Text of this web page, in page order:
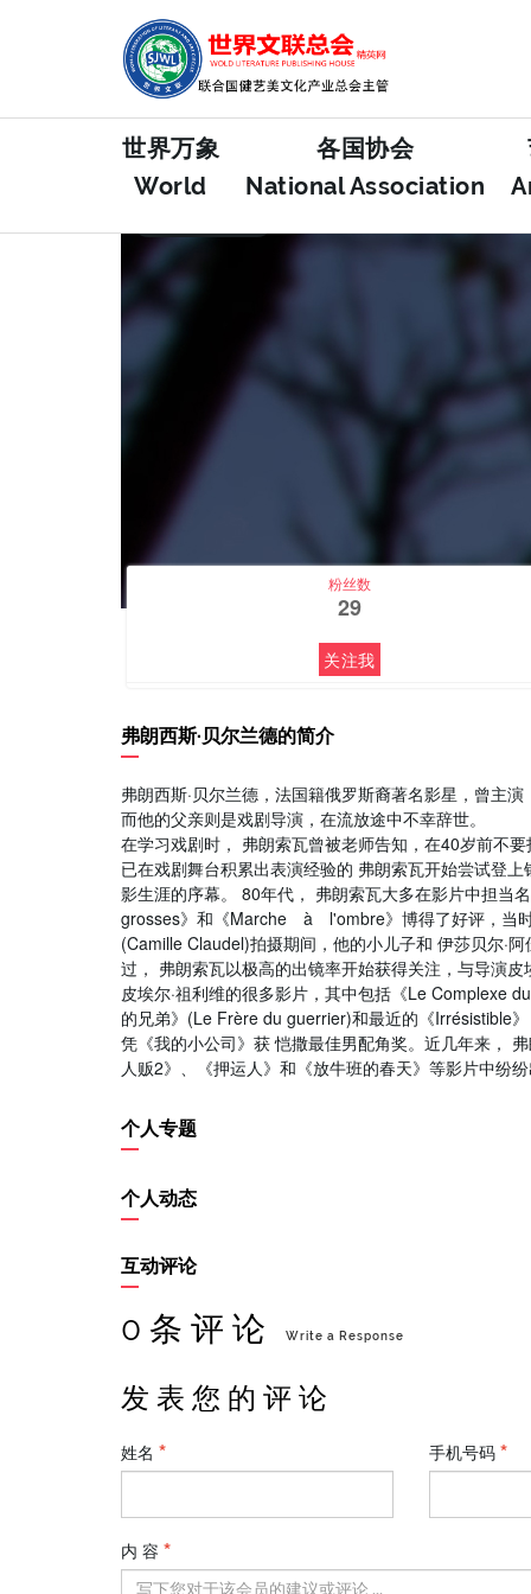
世界万象
World
各国协会
National Association
粉丝数
29
关注我
弗朗西斯·贝尔兰德的简介
弗朗西斯·贝尔兰德，法国籍俄罗斯裔著名影星，曾主
而他的父亲则是戏剧导演，在流放途中不幸辞世。
在学习戏剧时， 弗朗索瓦曾被老师告知，在40岁前不
已在戏剧舞台积累出表演经验的 弗朗索瓦开始尝试登
影生涯的序幕。 80年代， 弗朗索瓦大多在影片中担当
grosses》和《Marche à l'ombre》博得了好评，当
(Camille Claudel)拍摄期间，他的小儿子和 伊莎贝尔·
过， 弗朗索瓦以极高的出镜率开始获得关注，与导演
皮埃尔·祖利维的很多影片，其中包括《Le Complexe
的兄弟》(Le Frère du guerrier)和最近的《Irrésistible
凭《我的小公司》获 恺撒最佳男配角奖。近几年来，
人贩2》、《押运人》和《放牛班的春天》等影片中纷
个人专题
个人动态
互动评论
0 条 评 论 Write a Response
发 表 您 的 评 论
姓名 手机号码
内 容